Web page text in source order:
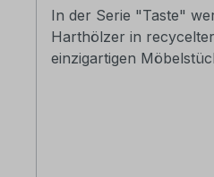
In der Serie "Taste"
Harthölzer in
einzigartigen